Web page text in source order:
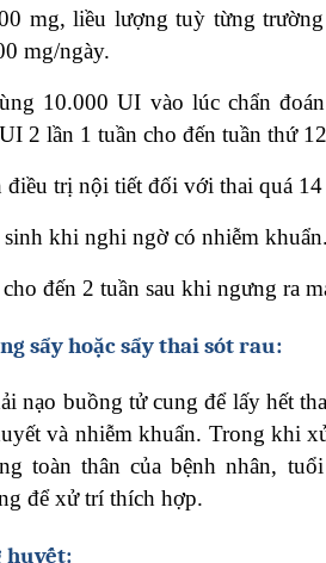
mg, liều lượng tuỳ từng
mg/ngày.
10.000 UI vào lúc chẩn
2 lần 1 tuần cho đến tuần thứ
điều trị nội tiết đối với thai quá 14
khi nghi ngờ có nhiễm
đến 2 tuần sau khi ngưng ra
sẩy hoặc sẩy thai sót rau:
nạo buồng tử cung để lấy hết
và nhiễm khuẩn. Trong khi
toàn thân của bệnh nhân,
để xử trí thích hợp.
huyết: